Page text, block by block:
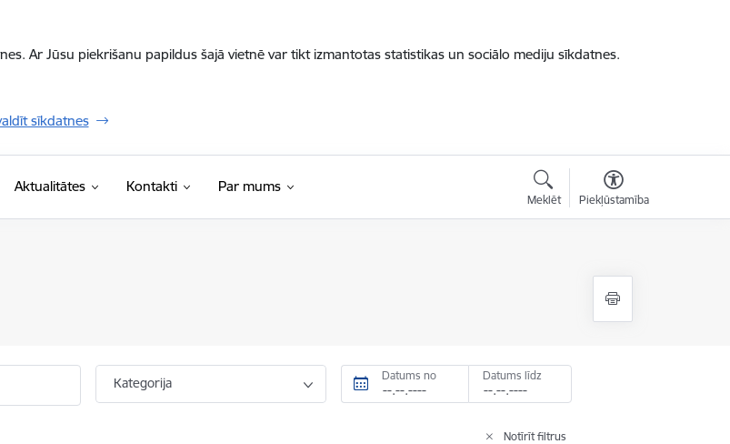
Ar Jūsu piekrišanu papildus šajā vietnē var tikt izmantotas statistikas un sociālo mediju sīkdatnes.
sīkdatnes
Aktualitātes Kontakti Par mums
Meklēt Piekļūstamība
Kategorija Datums no Datums līdz
Notīrīt filtrus